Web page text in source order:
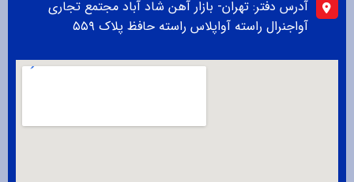
آدرس دفتر: تهران- بازار آهن شاد آباد مجتمع تجاری
آواجنرال راسته آواپلاس راسته حافظ پلاک ۵۵۹